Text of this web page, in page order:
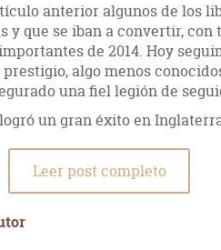
anterior algunos de los
y que se iban a convertir, con
de 2014. Hoy
algo menos
una fiel legión de
un gran éxito en
Leer post completo